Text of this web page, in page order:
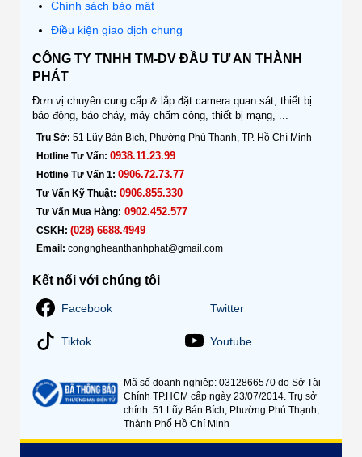
Chính sách bảo mật
Điều kiện giao dịch chung
CÔNG TY TNHH TM-DV ĐẦU TƯ AN THÀNH
PHÁT
Đơn vị chuyên cung cấp & lắp đặt camera quan sát, thiết bị
báo động, báo cháy, máy chấm công, thiết bị mạng, ...
Trụ Sở: 51 Lũy Bán Bích, Phường Phú Thạnh, TP. Hồ Chí Minh
Hotline Tư Vấn: 0938.11.23.99
Hotline Tư Vấn 1: 0906.72.73.77
Tư Vấn Kỹ Thuật: 0906.855.330
Tư Vấn Mua Hàng: 0902.452.577
CSKH: (028) 6688.4949
Email: congngheanthanhphat@gmail.com
Kết nối với chúng tôi
Facebook Twitter
Tiktok Youtube
Mã số doanh nghiệp: 0312866570 do Sở Tài
Chính TP.HCM cấp ngày 23/07/2014. Trụ sở
chính: 51 Lũy Bán Bích, Phường Phú Thạnh,
Thành Phố Hồ Chí Minh